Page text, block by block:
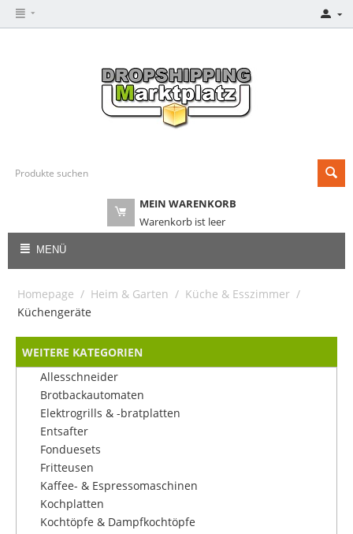
MEIN WARENKORB
Warenkorb ist leer
MENÜ
Homepage / Heim & Garten / Küche & Esszimmer /
Küchengeräte
WEITERE KATEGORIEN
Allesschneider
Brotbackautomaten
Elektrogrills & -bratplatten
Entsafter
Fonduesets
Fritteusen
Kaffee- & Espressomaschinen
Kochplatten
Kochtöpfe & Dampfkochtöpfe